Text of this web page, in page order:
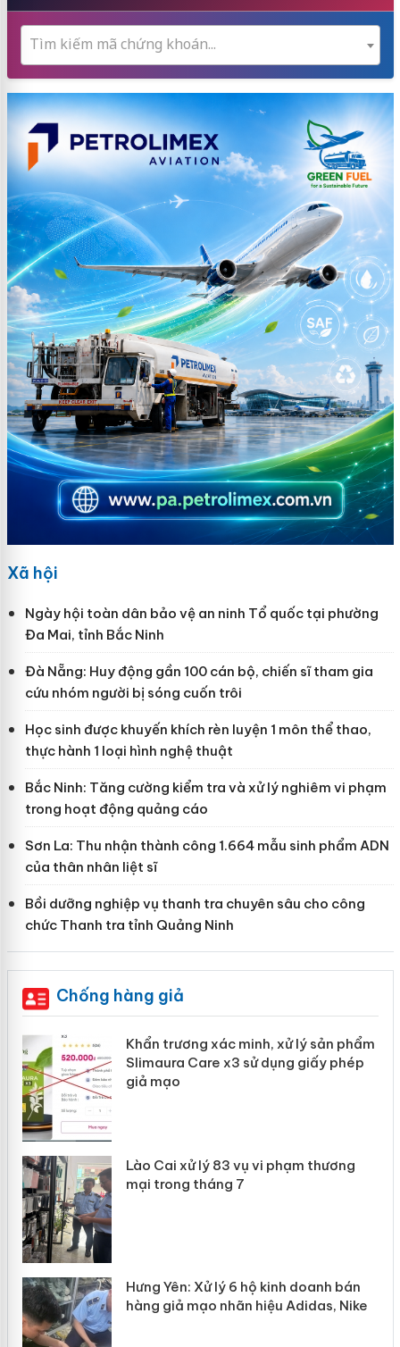
Tìm kiếm mã chứng khoán...
Xã hội
Ngày hội toàn dân bảo vệ an ninh Tổ quốc tại phường
Đa Mai, tỉnh Bắc Ninh
Đà Nẵng: Huy động gần 100 cán bộ, chiến sĩ tham gia
cứu nhóm người bị sóng cuốn trôi
Học sinh được khuyến khích rèn luyện 1 môn thể thao,
thực hành 1 loại hình nghệ thuật
Bắc Ninh: Tăng cường kiểm tra và xử lý nghiêm vi phạm
trong hoạt động quảng cáo
Sơn La: Thu nhận thành công 1.664 mẫu sinh phẩm ADN
của thân nhân liệt sĩ
Bồi dưỡng nghiệp vụ thanh tra chuyên sâu cho công
chức Thanh tra tỉnh Quảng Ninh
Chống hàng giả
Khẩn trương xác minh, xử lý sản phẩm
Slimaura Care x3 sử dụng giấy phép
giả mạo
Lào Cai xử lý 83 vụ vi phạm thương
mại trong tháng 7
Hưng Yên: Xử lý 6 hộ kinh doanh bán
hàng giả mạo nhãn hiệu Adidas, Nike